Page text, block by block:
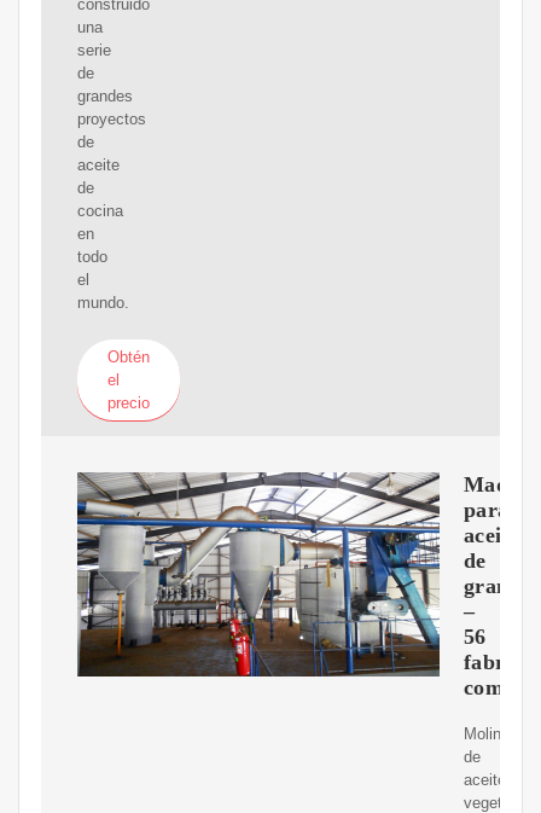
construido
una
serie
de
grandes
proyectos
de
aceite
de
cocina
en
todo
el
mundo.
Obtén
el
precio
para
aceite
de
grano
–
56
Molino
de
aceite
vegetal;